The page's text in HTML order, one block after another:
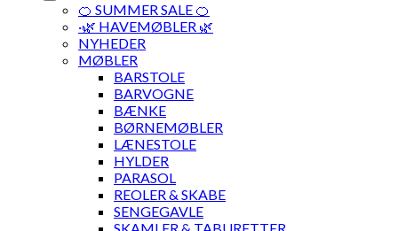
🍊 SUMMER SALE 🍊
·🌿 HAVEMØBLER 🌿
NYHEDER
MØBLER
BARSTOLE
BARVOGNE
BÆNKE
BØRNEMØBLER
LÆNESTOLE
HYLDER
PARASOL
REOLER & SKABE
SENGEGAVLE